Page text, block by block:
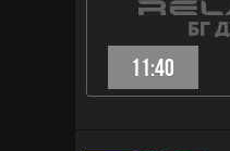
11:40